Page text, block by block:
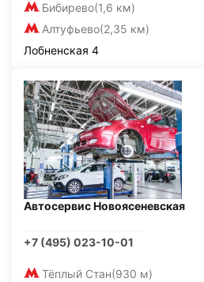
Бибирево(1,6 км)
Алтуфьево(2,35 км)
Лобненская 4
Автосервис Новоясеневская
+7 (495) 023-10-01
Тёплый Стан(930 м)